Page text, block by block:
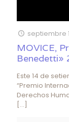
septiembre
MOVICE,
Benedetti»
Este 14 de
“Premio
Derechos
[…]